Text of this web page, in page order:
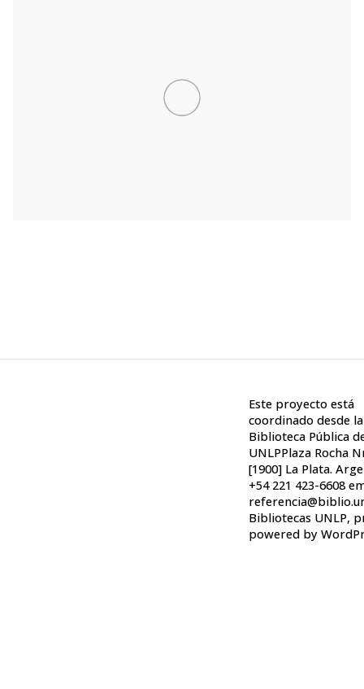
Este proyecto está
coordinado desde la
Biblioteca Pública
UNLPPlaza Rocha
[1900] La Plata.
+54 221 423-6608
Bibliotecas UNLP,
powered by